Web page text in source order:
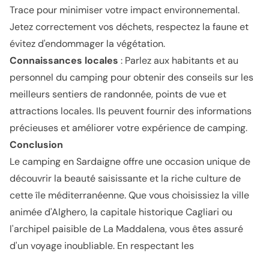
Trace pour minimiser votre impact environnemental.
Jetez correctement vos déchets, respectez la faune et
évitez d'endommager la végétation.
Connaissances locales : Parlez aux habitants et au
personnel du camping pour obtenir des conseils sur les
meilleurs sentiers de randonnée, points de vue et
attractions locales. Ils peuvent fournir des informations
précieuses et améliorer votre expérience de camping.
Conclusion
Le camping en Sardaigne offre une occasion unique de
découvrir la beauté saisissante et la riche culture de
cette île méditerranéenne. Que vous choisissiez la ville
animée d'Alghero, la capitale historique Cagliari ou
l'archipel paisible de La Maddalena, vous êtes assuré
d'un voyage inoubliable. En respectant les